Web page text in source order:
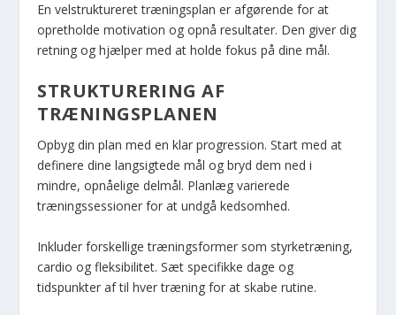
En velstruktureret træningsplan er afgørende for at
opretholde motivation og opnå resultater. Den giver dig
retning og hjælper med at holde fokus på dine mål.
STRUKTURERING AF
TRÆNINGSPLANEN
Opbyg din plan med en klar progression. Start med at
definere dine langsigtede mål og bryd dem ned i
mindre, opnåelige delmål. Planlæg varierede
træningssessioner for at undgå kedsomhed.
Inkluder forskellige træningsformer som styrketræning,
cardio og fleksibilitet. Sæt specifikke dage og
tidspunkter af til hver træning for at skabe rutine.